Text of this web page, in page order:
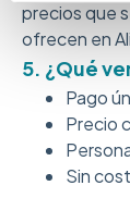
precios que
ofrecen en
5. ¿Qué
Pago
Precio
Sin